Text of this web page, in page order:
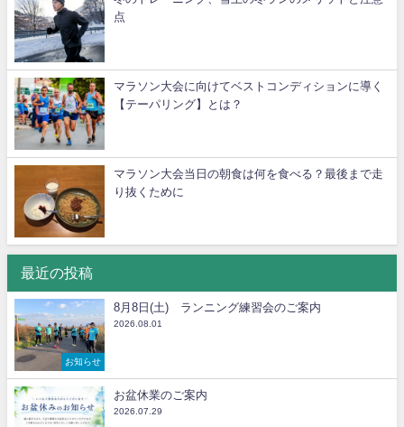
点
マラソン大会に向けてベストコンディションに導く
【テーパリング】とは？
マラソン大会当日の朝食は何を食べる？最後まで走
り抜くために
最近の投稿
お知らせ
8月8日(土) ランニング練習会のご案内
2026.08.01
お盆休業のご案内
2026.07.29